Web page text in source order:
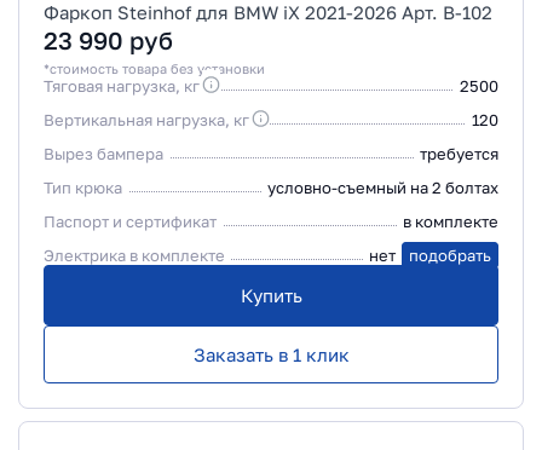
Фаркоп Steinhof для BMW iX 2021-2026 Арт. B-102
23 990 руб
*стоимость товара без установки
Тяговая нагрузка, кг
2500
Вертикальная нагрузка, кг
120
Вырез бампера
требуется
Тип крюка
условно-съемный на 2 болтах
Паспорт и сертификат
в комплекте
Электрика в комплекте
нет подобрать
Купить
Заказать в 1 клик